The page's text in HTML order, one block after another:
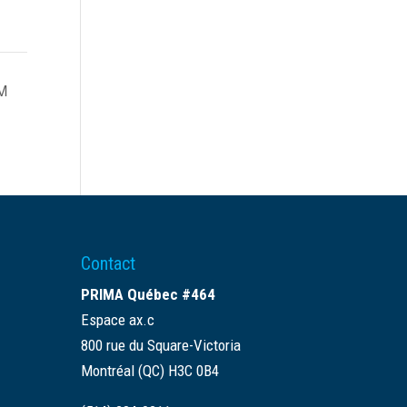
Contact
PRIMA Québec #464
Espace ax.c
800 rue du Square-Victoria
Montréal (QC) H3C 0B4